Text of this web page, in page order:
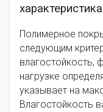
Полимерное
следующим
влагостойкость,
нагрузке
указывает на
Влагостойкость